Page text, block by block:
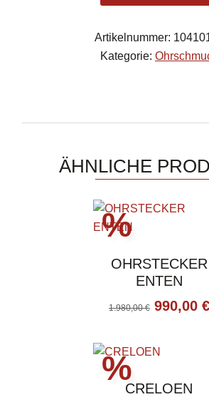
Artikelnummer:
Kategorie:
ÄHNLICHE
%
OHRSTECKER
ENTEN
1.980,00€
1.980,00
990,00 €
%
CRELOEN